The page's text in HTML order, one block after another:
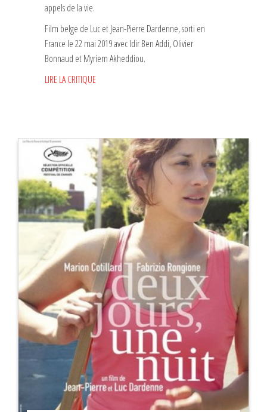
appels de la vie.
Film belge de Luc et Jean-Pierre Dardenne, sorti en
France le 22 mai 2019 avec Idir Ben Addi, Olivier
Bonnaud et Myriem Akheddiou.
LIRE LA CRITIQUE